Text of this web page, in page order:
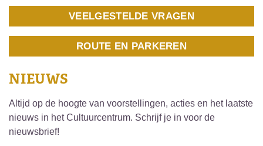
VEELGESTELDE VRAGEN
ROUTE EN PARKEREN
NIEUWS
Altijd op de hoogte van voorstellingen, acties en het laatste
nieuws in het Cultuurcentrum. Schrijf je in voor de
nieuwsbrief!